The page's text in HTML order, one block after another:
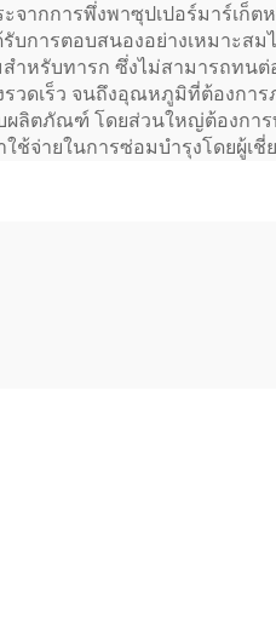
จากการพึ่งพาซุปเปอร์มาร์เก็
บการตอบสนองอย่างเหมาะส
หรับทารก ซึ่งไม่สามารถทนต่อ
วดเร็ว จนถึงอุณหภูมิที่ต้องกา
ลิตภัณฑ์ โดยส่วนใหญ่ต้องการ
ช้จ่ายในการซ่อมบำรุงโดยผู้เชี่